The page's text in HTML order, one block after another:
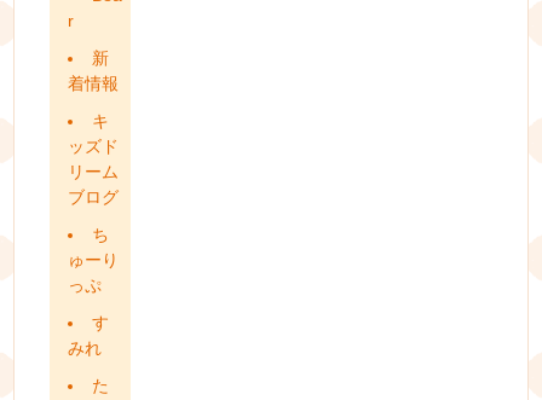
r
新
着情報
キ
ッズド
リーム
ブログ
ち
ゅーり
っぷ
す
みれ
た